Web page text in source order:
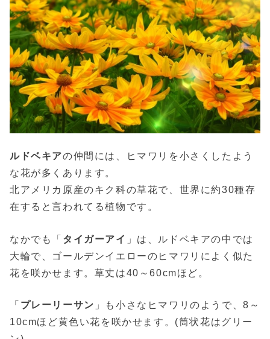
ルドベキアの仲間には、ヒマワリを小さくしたよう
な花が多くあります。
北アメリカ原産のキク科の草花で、世界に約30種存
在すると言われてる植物です。
なかでも「 タイガーアイ 」は、ルドベキアの中では
大輪で、ゴールデンイエローのヒマワリによく似た
花を咲かせます。草丈は40～60cmほど。
「 プレーリーサン 」も小さなヒマワリのようで、8～
10cmほど黄色い花を咲かせます。(筒状花はグリー